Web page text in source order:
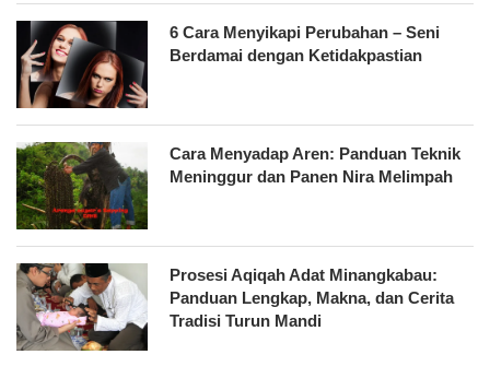
6 Cara Menyikapi Perubahan – Seni
Berdamai dengan Ketidakpastian
Cara Menyadap Aren: Panduan Teknik
Meninggur dan Panen Nira Melimpah
Prosesi Aqiqah Adat Minangkabau:
Panduan Lengkap, Makna, dan Cerita
Tradisi Turun Mandi